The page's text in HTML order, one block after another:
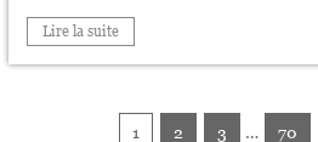
Lire la suite
1 2 3 … 70